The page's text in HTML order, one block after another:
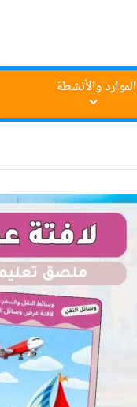
الموارد والأنشطة